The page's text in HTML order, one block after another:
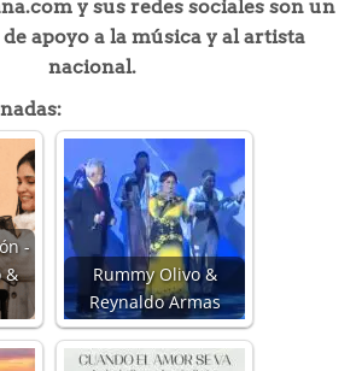
y sus redes sociales son un
apoyo a la música y al artista
nacional.
-
&
Rummy Olivo &
Reynaldo Armas